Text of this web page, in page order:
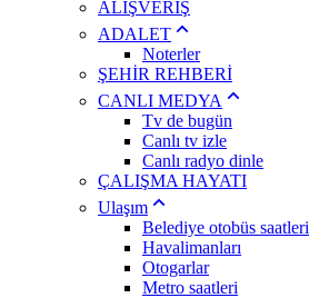
ALIŞVERİŞ
ADALET
Noterler
ŞEHİR REHBERİ
CANLI MEDYA
Tv de bugün
Canlı tv izle
Canlı radyo dinle
ÇALIŞMA HAYATI
Ulaşım
Belediye otobüs saatleri
Havalimanları
Otogarlar
Metro saatleri